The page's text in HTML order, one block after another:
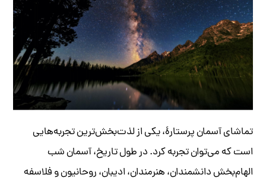
تماشای آسمان پرستارهٔ، یکی از لذت‌بخش‌ترین تجربه‌هایی
است که می‌توان تجربه کرد. در طول تاریخ، آسمان شب
الهام‌بخش دانشمندان، هنرمندان، ادیبان، روحانیون و فلاسفه